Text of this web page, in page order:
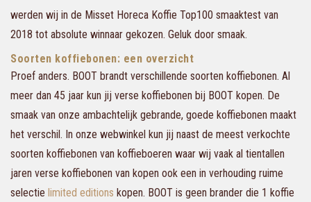
werden wij in de Misset Horeca Koffie Top100 smaaktest van
2018 tot absolute winnaar gekozen. Geluk door smaak.
Soorten koffiebonen: een overzicht
Proef anders. BOOT brandt verschillende soorten koffiebonen. Al
meer dan 45 jaar kun jij verse koffiebonen bij BOOT kopen. De
smaak van onze ambachtelijk gebrande, goede koffiebonen maakt
het verschil. In onze webwinkel kun jij naast de meest verkochte
soorten koffiebonen van koffieboeren waar wij vaak al tientallen
jaren verse koffiebonen van kopen ook een in verhouding ruime
selectie limited editions kopen. BOOT is geen brander die 1 koffie